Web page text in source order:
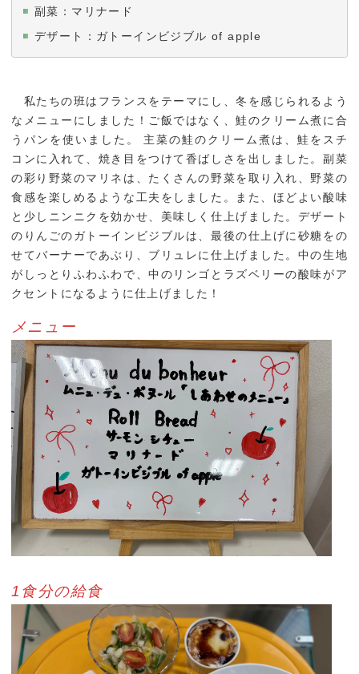
お問い合わせ 交通アクセス
在学生の方へ
一般・社会人・卒業生の
方へ
鹿児島県立短期大学の基
本方針
情報の公表・公開
教育情報の公表 認証評価
サイトマップ
副菜：マリナード
デザート：ガトーインビジブル of apple
私たちの班はフランスをテーマにし、冬を感じられるよう
なメニューにしました！ご飯ではなく、鮭のクリーム煮に合
うパンを使いました。 主菜の鮭のクリーム煮は、鮭をスチ
コンに入れて、焼き目をつけて香ばしさを出しました。副菜
の彩り野菜のマリネは、たくさんの野菜を取り入れ、野菜の
食感を楽しめるような工夫をしました。また、ほどよい酸味
と少しニンニクを効かせ、美味しく仕上げました。デザート
のりんごのガトーインビジブルは、最後の仕上げに砂糖をの
せてバーナーであぶり、ブリュレに仕上げました。中の生地
がしっとりふわふわで、中のリンゴとラズベリーの酸味がア
クセントになるように仕上げました！
メニュー
1食分の給食